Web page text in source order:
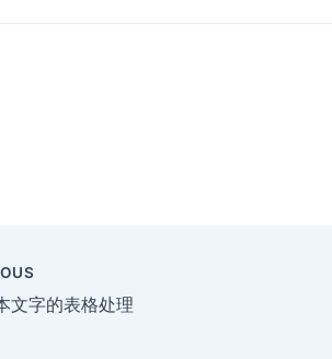
文字的表格处理